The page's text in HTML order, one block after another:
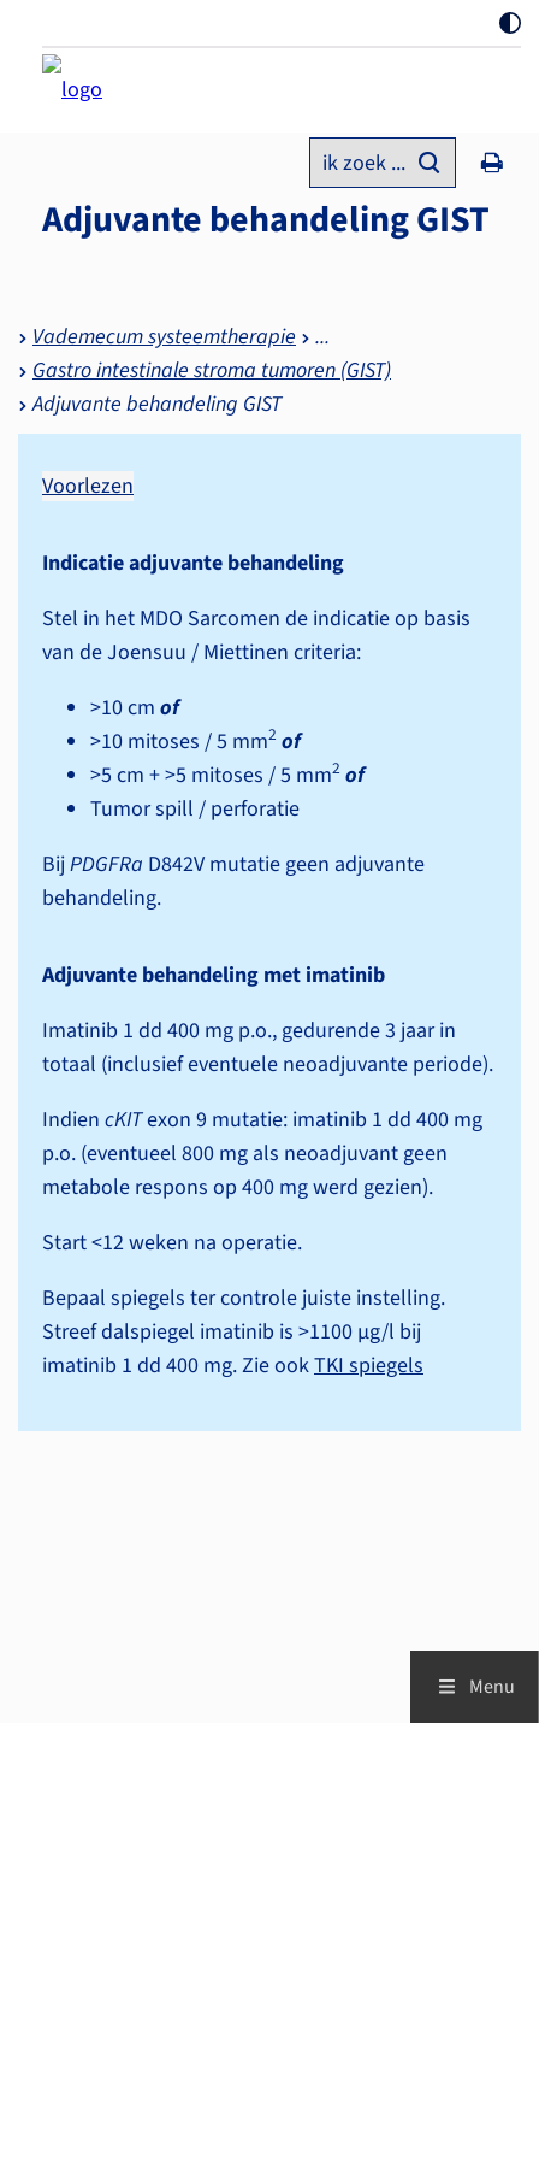
ik zoek ...
Adjuvante behandeling GIST
Vademecum systeemtherapie
Gastro intestinale stroma tumoren (GIST)
Adjuvante behandeling GIST
Voorlezen
Indicatie adjuvante behandeling
Stel in het MDO Sarcomen de indicatie op basis
van de Joensuu / Miettinen criteria:
>10 cm of
>10 mitoses / 5 mm2 of
>5 cm + >5 mitoses / 5 mm2 of
Tumor spill / perforatie
BijPDGFRa D842V mutatie geen adjuvante
behandeling.
Adjuvante behandeling met imatinib
Imatinib 1 dd 400 mg p.o., gedurende 3 jaar in
totaal (inclusief eventuele neoadjuvante periode).
Indien cKITexon 9 mutatie: imatinib 1 dd 400 mg
p.o. (eventueel 800 mg als neoadjuvant geen
metabole respons op 400 mg werd gezien).
Start <12 weken na operatie.
Bepaal spiegels ter controle juiste instelling.
Streef dalspiegel imatinib is >1100 µg/l bij
imatinib 1 dd 400 mg. Zie ookTKI spiegels
Menu